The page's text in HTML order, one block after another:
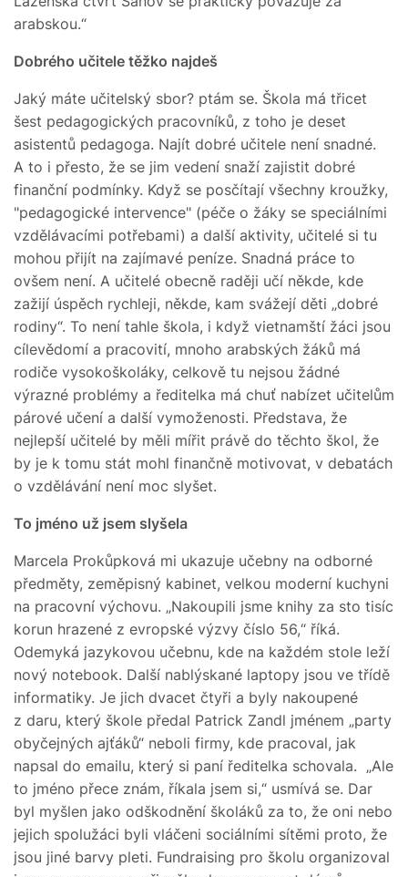
arabskou.“
Dobrého učitele těžko najdeš
Jaký máte učitelský sbor? ptám se. Škola má třicet
šest pedagogických pracovníků, z toho je deset
asistentů pedagoga. Najít dobré učitele není snadné.
A to i přesto, že se jim vedení snaží zajistit dobré
finanční podmínky. Když se posčítají všechny kroužky,
"pedagogické intervence" (péče o žáky se speciálními
vzdělávacími potřebami) a další aktivity, učitelé si tu
mohou přijít na zajímavé peníze. Snadná práce to
ovšem není. A učitelé obecně raději učí někde, kde
zažijí úspěch rychleji, někde, kam svážejí děti „dobré
rodiny“. To není tahle škola, i když vietnamští žáci jsou
cílevědomí a pracovití, mnoho arabských žáků má
rodiče vysokoškoláky, celkově tu nejsou žádné
výrazné problémy a ředitelka má chuť nabízet učitelům
párové učení a další vymoženosti. Představa, že
nejlepší učitelé by měli mířit právě do těchto škol, že
by je k tomu stát mohl finančně motivovat, v debatách
o vzdělávání není moc slyšet.
To jméno už jsem slyšela
Marcela Prokůpková mi ukazuje učebny na odborné
předměty, zeměpisný kabinet, velkou moderní kuchyni
na pracovní výchovu. „Nakoupili jsme knihy za sto tisíc
korun hrazené z evropské výzvy číslo 56,“ říká.
Odemyká jazykovou učebnu, kde na každém stole leží
nový notebook. Další nablýskané laptopy jsou ve třídě
informatiky. Je jich dvacet čtyři a byly nakoupené
z daru, který škole předal Patrick Zandl jménem „party
obyčejných ajťáků“ neboli firmy, kde pracoval, jak
napsal do emailu, který si paní ředitelka schovala. „Ale
to jméno přece znám, říkala jsem si,“ usmívá se. Dar
byl myšlen jako odškodnění školáků za to, že oni nebo
jejich spolužáci byli vláčeni sociálními sítěmi proto, že
jsou jiné barvy pleti. Fundraising pro školu organizoval